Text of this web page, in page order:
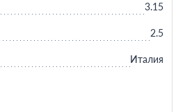
3.15
2.5
Италия